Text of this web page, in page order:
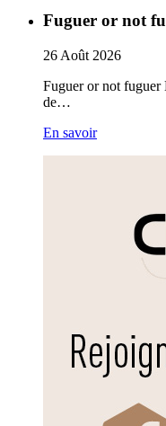
Fuguer or not
26 Août 2026
Fuguer or not fuguer
de…
En savoir